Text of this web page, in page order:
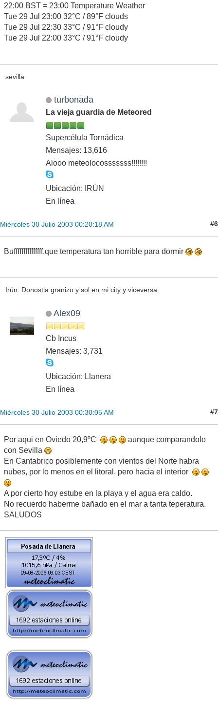
22:00 BST = 23:00 Temperature Weather
Tue 29 Jul 23:00 32°C / 89°F clouds
Tue 29 Jul 22:30 33°C / 91°F cloudy
Tue 29 Jul 22:00 33°C / 91°F cloudy
sevilla
turbonada
La vieja guardia de Meteored
Supercélula Tornádica
Mensajes: 13,616
Alooo meteolocosssssss!!!!!!!!
Ubicación: IRÚN
En línea
Miércoles 30 Julio 2003 00:20:18 AM #6
Bufffffffffffffff,que temperatura tan horrible para dormir
Irún. Donostia granizo y sol en mi city y viceversa
Alex09
Cb Incus
Mensajes: 3,731
Ubicación: Llanera
En línea
Miércoles 30 Julio 2003 00:30:05 AM #7
Por aqui en Oviedo 20,9ºC
aunque comparandolo
con Sevilla
En Cantabrico posiblemente con vientos del Norte habra
nubes, por lo menos en el litoral, pero hacia el interior
A por cierto hoy estube en la playa y el agua era caldo.
No recuerdo haberme bañado en el mar a tanta teperatura.
SALUDOS